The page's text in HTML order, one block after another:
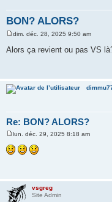
BON? ALORS?
s
e
dim. déc. 28, 2025 9:50 am
Alors ça revient ou pas VS
Re: BON? ALORS?
e
s
e
lun. déc. 29, 2025 8:18 am
vsgreg
Site Admin